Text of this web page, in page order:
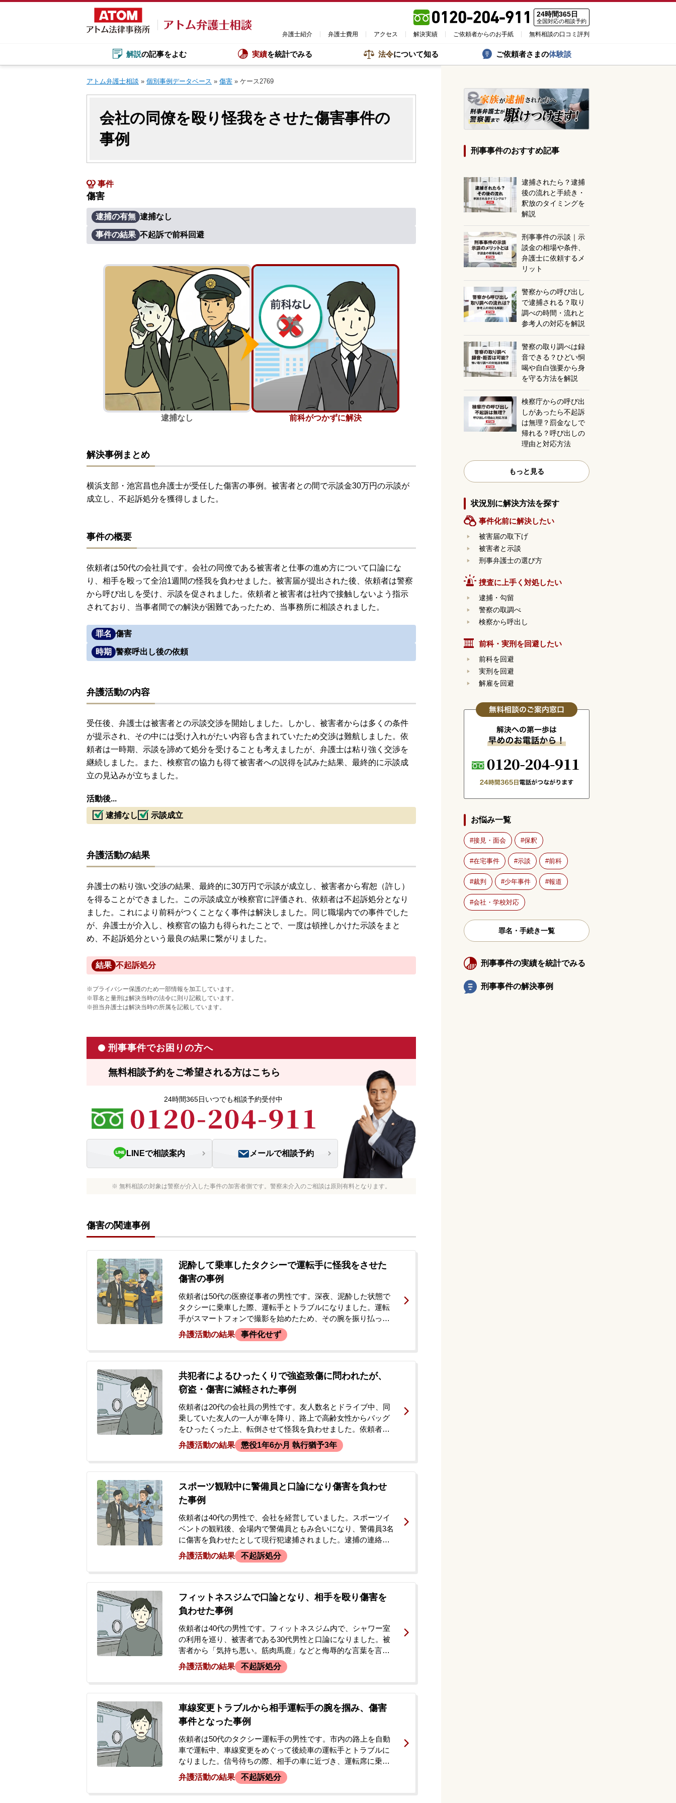
Skip
24時間365日
全国対応の相談予約
弁護士紹介 弁護士費用 アクセス 解決実績 ご依頼者からのお手紙 無料相談の口コミ評判
解説の記事をよむ 実績を統計でみる 法令について知る ご依頼者さまの体験談
アトム弁護士相談 » 個別事例データベース » 傷害 » ケース2769
会社の同僚を殴り怪我をさせた傷害事件の
事例
事件
傷害
逮捕の有無 逮捕なし
事件の結果 不起訴で前科回避
逮捕なし 前科がつかずに解決
解決事例まとめ
横浜支部・池宮昌也弁護士が受任した傷害の事例。被害者との間で示談金30万円の示談が
成立し、不起訴処分を獲得しました。
事件の概要
依頼者は50代の会社員です。会社の同僚である被害者と仕事の進め方について口論にな
り、相手を殴って全治1週間の怪我を負わせました。被害届が提出された後、依頼者は警察
から呼び出しを受け、示談を促されました。依頼者と被害者は社内で接触しないよう指示
されており、当事者間での解決が困難であったため、当事務所に相談されました。
罪名 傷害
時期 警察呼出し後の依頼
弁護活動の内容
受任後、弁護士は被害者との示談交渉を開始しました。しかし、被害者からは多くの条件
が提示され、その中には受け入れがたい内容も含まれていたため交渉は難航しました。依
頼者は一時期、示談を諦めて処分を受けることも考えましたが、弁護士は粘り強く交渉を
継続しました。また、検察官の協力も得て被害者への説得を試みた結果、最終的に示談成
立の見込みが立ちました。
活動後...
逮捕なし
示談成立
弁護活動の結果
弁護士の粘り強い交渉の結果、最終的に30万円で示談が成立し、被害者から宥恕（許し）
を得ることができました。この示談成立が検察官に評価され、依頼者は不起訴処分となり
ました。これにより前科がつくことなく事件は解決しました。同じ職場内での事件でした
が、弁護士が介入し、検察官の協力も得られたことで、一度は頓挫しかけた示談をまと
め、不起訴処分という最良の結果に繋がりました。
結果 不起訴処分
※プライバシー保護のため一部情報を加工しています。
※罪名と量刑は解決当時の法令に則り記載しています。
※担当弁護士は解決当時の所属を記載しています。
刑事事件でお困りの方へ
無料相談予約をご希望される方はこちら
24時間365日いつでも相談予約受付中
LINEで相談案内 メールで相談予約
※ 無料相談の対象は警察が介入した事件の加害者側です。警察未介入のご相談は原則有料となります。
傷害の関連事例
泥酔して乗車したタクシーで運転手に怪我をさせた
傷害の事例
依頼者は50代の医療従事者の男性です。深夜、泥酔した状態で
タクシーに乗車した際、運転手とトラブルになりました。運転
手がスマートフォンで撮影を始めたため、その腕を振り払った
ところ、運転手に怪我を負わせてしまいました。そのまま警察
署で事情を聴かれ、在宅事件として捜査が進められました。後
日、警察官から「被害者と示談をすれば被害届は取り下げると
言っている」と促され、被害者の連絡先を教えられました。依
頼者が直接被害者に連絡し謝罪したところ、当初1000万円、そ
の後1200万円という法外な示談金を要求されました。依頼者は
動揺して一度は了承したものの、金額に納得がいかず、適正な
示談交渉を依頼するため、当事務所へ相談に来られました。
弁護活動の結果 事件化せず
共犯者によるひったくりで強盗致傷に問われたが、
窃盗・傷害に減軽された事例
依頼者は20代の会社員の男性です。友人数名とドライブ中、同
乗していた友人の一人が車を降り、路上で高齢女性からバッグ
をひったくった上、転倒させて怪我を負わせました。依頼者は
ひったくりが行われたことを知らなかったと話していました
が、後日、実行犯の供述などから強盗致傷罪の共犯として逮
捕・勾留されました。新聞でも報道されたこの事件について、
ご両親が心配に思い、当事務所にご相談に来られました。
弁護活動の結果 懲役1年6か月 執行猶予3年
スポーツ観戦中に警備員と口論になり傷害を負わせ
た事例
依頼者は40代の男性で、会社を経営していました。スポーツイ
ベントの観戦後、会場内で警備員ともみ合いになり、警備員3名
に傷害を負わせたとして現行犯逮捕されました。逮捕の連絡を
受けた当事者の交際相手の方が、早期の身柄解放を強く望み、
当事務所へ相談。依頼を受け、弁護士がただちに警察署へ接見
に向かいました。接見時、当事者は当初、自身も押さえつけら
れて怪我をしたと主張していましたが、仕事への影響を最小限
に抑えるため、早期に事件を解決し社会復帰することを強く望
んでいました。
弁護活動の結果 不起訴処分
フィットネスジムで口論となり、相手を殴り傷害を
負わせた事例
依頼者は40代の男性です。フィットネスジム内で、シャワー室
の利用を巡り、被害者である30代男性と口論になりました。被
害者から「気持ち悪い。筋肉馬鹿」などと侮辱的な言葉を言わ
れたことに激高し、かっとなって顔面や頭部を手拳やプロテイ
ンシェイカーで複数回殴るなどの暴行を加え、全治11日間の頭
部打撲傷等の傷害を負わせました。被害者が非常ボタンを押し
て通報し、依頼者はジムを出た後、路上で現行犯逮捕されまし
た。その後、勾留決定がなされましたが、国選弁護人による準
抗告が認められ、釈放されました。国選弁護はここで終了しま
したが、示談交渉などを引き続き行うため、改めて私選弁護人
として当事務所に依頼されました。
弁護活動の結果 不起訴処分
車線変更トラブルから相手運転手の腕を掴み、傷害
事件となった事例
依頼者は50代のタクシー運転手の男性です。市内の路上を自動
車で運転中、車線変更をめぐって後続車の運転手とトラブルに
なりました。信号待ちの際、相手の車に近づき、運転席に乗っ
ていた40代男性被害者の腕を掴む暴行を加え、右上腕皮下出血
の傷害を負わせました。依頼者は事件当時の記憶がはっきりし
ないと話していましたが、後日、勤務先に警察官が訪れ、傷害
弁護活動の結果 不起訴処分
刑事事件のおすすめ記事
逮捕されたら？逮捕
後の流れと手続き・
釈放のタイミングを
解説
刑事事件の示談｜示
談金の相場や条件、
弁護士に依頼するメ
リット
警察からの呼び出し
で逮捕される？取り
調べの時間・流れと
参考人の対応を解説
警察の取り調べは録
音できる？ひどい恫
喝や自白強要から身
を守る方法を解説
検察庁からの呼び出
しがあったら不起訴
は無理？罰金なしで
帰れる？呼び出しの
理由と対応方法
もっと見る
状況別に解決方法を探す
事件化前に解決したい
被害届の取下げ
被害者と示談
刑事弁護士の選び方
捜査に上手く対処したい
逮捕・勾留
警察の取調べ
検察から呼出し
前科・実刑を回避したい
前科を回避
実刑を回避
解雇を回避
お悩み一覧
接見・面会 保釈
在宅事件 示談 前科
裁判 少年事件 報道
会社・学校対応
罪名・手続き一覧
刑事事件の実績を統計でみる
刑事事件の解決事例